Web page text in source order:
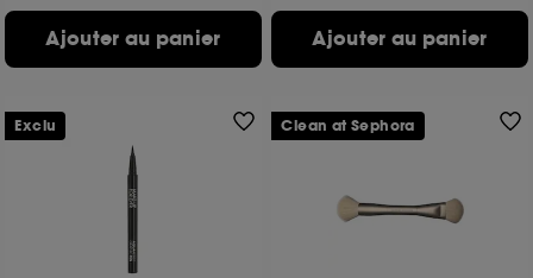
Ajouter au panier Ajouter au panier
Exclu Clean at Sephora